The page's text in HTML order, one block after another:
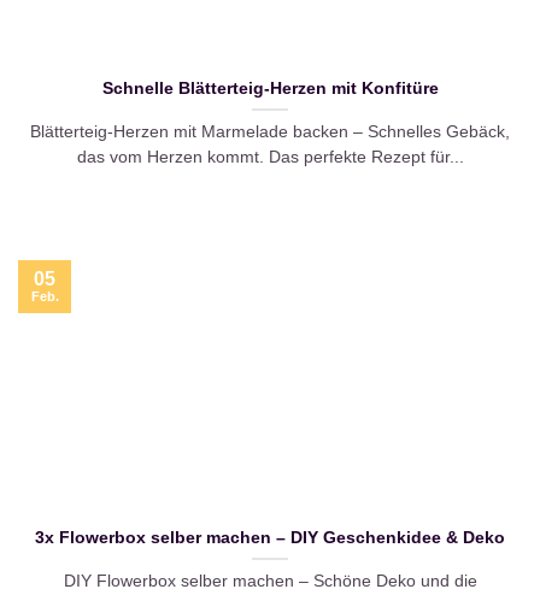
Schnelle Blätterteig-Herzen mit Konfitüre
Blätterteig-Herzen mit Marmelade backen – Schnelles Gebäck,
das vom Herzen kommt. Das perfekte Rezept für...
3x Flowerbox selber machen – DIY Geschenkidee & Deko
DIY Flowerbox selber machen – Schöne Deko und die
05
Feb.